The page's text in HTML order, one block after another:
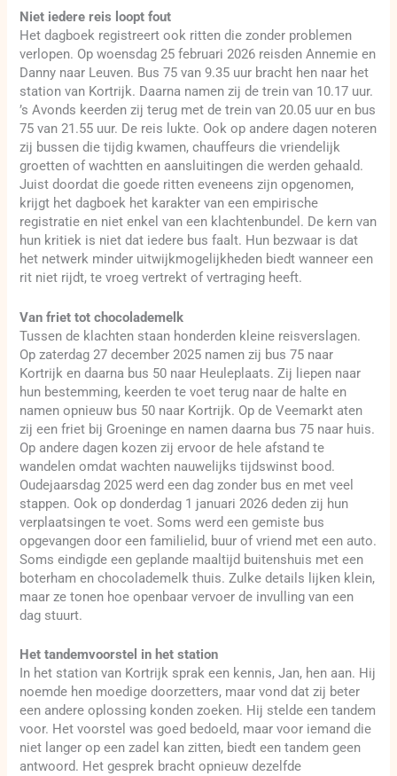
Niet iedere reis loopt fout
Het dagboek registreert ook ritten die zonder problemen
verlopen. Op woensdag 25 februari 2026 reisden Annemie en
Danny naar Leuven. Bus 75 van 9.35 uur bracht hen naar het
station van Kortrijk. Daarna namen zij de trein van 10.17 uur.
’s Avonds keerden zij terug met de trein van 20.05 uur en bus
75 van 21.55 uur. De reis lukte. Ook op andere dagen noteren
zij bussen die tijdig kwamen, chauffeurs die vriendelijk
groetten of wachtten en aansluitingen die werden gehaald.
Juist doordat die goede ritten eveneens zijn opgenomen,
krijgt het dagboek het karakter van een empirische
registratie en niet enkel van een klachtenbundel. De kern van
hun kritiek is niet dat iedere bus faalt. Hun bezwaar is dat
het netwerk minder uitwijkmogelijkheden biedt wanneer een
rit niet rijdt, te vroeg vertrekt of vertraging heeft.
Van friet tot chocolademelk
Tussen de klachten staan honderden kleine reisverslagen.
Op zaterdag 27 december 2025 namen zij bus 75 naar
Kortrijk en daarna bus 50 naar Heuleplaats. Zij liepen naar
hun bestemming, keerden te voet terug naar de halte en
namen opnieuw bus 50 naar Kortrijk. Op de Veemarkt aten
zij een friet bij Groeninge en namen daarna bus 75 naar huis.
Op andere dagen kozen zij ervoor de hele afstand te
wandelen omdat wachten nauwelijks tijdswinst bood.
Oudejaarsdag 2025 werd een dag zonder bus en met veel
stappen. Ook op donderdag 1 januari 2026 deden zij hun
verplaatsingen te voet. Soms werd een gemiste bus
opgevangen door een familielid, buur of vriend met een auto.
Soms eindigde een geplande maaltijd buitenshuis met een
boterham en chocolademelk thuis. Zulke details lijken klein,
maar ze tonen hoe openbaar vervoer de invulling van een
dag stuurt.
Het tandemvoorstel in het station
In het station van Kortrijk sprak een kennis, Jan, hen aan. Hij
noemde hen moedige doorzetters, maar vond dat zij beter
een andere oplossing konden zoeken. Hij stelde een tandem
voor. Het voorstel was goed bedoeld, maar voor iemand die
niet langer op een zadel kan zitten, biedt een tandem geen
antwoord. Het gesprek bracht opnieuw dezelfde